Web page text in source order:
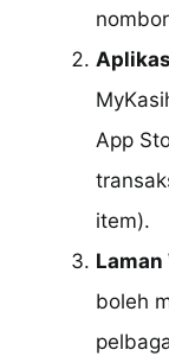
App
item).
Laman
boleh